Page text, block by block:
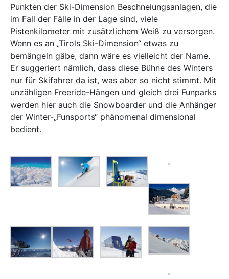
Punkten der Ski-Dimension Beschneiungsanlagen, die
im Fall der Fälle in der Lage sind, viele
Pistenkilometer mit zusätzlichem Weiß zu versorgen.
Wenn es an „Tirols Ski-Dimension“ etwas zu
bemängeln gäbe, dann wäre es vielleicht der Name.
Er suggeriert nämlich, dass diese Bühne des Winters
nur für Skifahrer da ist, was aber so nicht stimmt. Mit
unzähligen Freeride-Hängen und gleich drei Funparks
werden hier auch die Snowboarder und die Anhänger
der Winter-„Funsports“ phänomenal dimensional
bedient.